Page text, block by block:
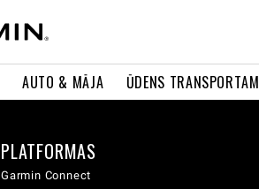
AUTO & MĀJA ŪDENS TRANSPORTAM
PLATFORMAS
Garmin Connect